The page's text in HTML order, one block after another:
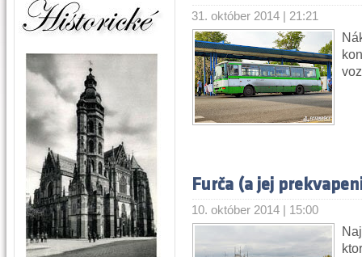
31. október 2014 | 21:21
Furča (a jej
10. október 2014 | 15:00